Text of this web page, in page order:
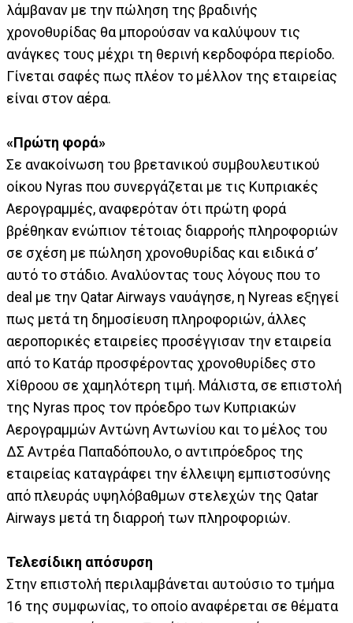
λάμβαναν με την πώληση της βραδινής
χρονοθυρίδας θα μπορούσαν να καλύψουν τις
ανάγκες τους μέχρι τη θερινή κερδοφόρα περίοδο.
Γίνεται σαφές πως πλέον το μέλλον της εταιρείας
είναι στον αέρα.
«Πρώτη φορά»
Σε ανακοίνωση του βρετανικού συμβουλευτικού
οίκου Nyras που συνεργάζεται με τις Κυπριακές
Αερογραμμές, αναφερόταν ότι πρώτη φορά
βρέθηκαν ενώπιον τέτοιας διαρροής πληροφοριών
σε σχέση με πώληση χρονοθυρίδας και ειδικά σ’
αυτό το στάδιο. Αναλύοντας τους λόγους που το
deal με την Qatar Airways ναυάγησε, η Nyreas εξηγεί
πως μετά τη δημοσίευση πληροφοριών, άλλες
αεροπορικές εταιρείες προσέγγισαν την εταιρεία
από το Κατάρ προσφέροντας χρονοθυρίδες στο
Χίθροου σε χαμηλότερη τιμή. Μάλιστα, σε επιστολή
της Nyras προς τον πρόεδρο των Κυπριακών
Αερογραμμών Αντώνη Αντωνίου και το μέλος του
ΔΣ Αντρέα Παπαδόπουλο, ο αντιπρόεδρος της
εταιρείας καταγράφει την έλλειψη εμπιστοσύνης
από πλευράς υψηλόβαθμων στελεχών της Qatar
Airways μετά τη διαρροή των πληροφοριών.
Τελεσίδικη απόσυρση
Στην επιστολή περιλαμβάνεται αυτούσιο το τμήμα
16 της συμφωνίας, το οποίο αναφέρεται σε θέματα